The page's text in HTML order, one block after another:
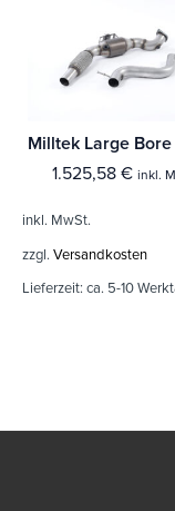
1.525,58 € inkl.
inkl. MwSt.
zzgl. Versandkosten
Lieferzeit: ca. 5-10